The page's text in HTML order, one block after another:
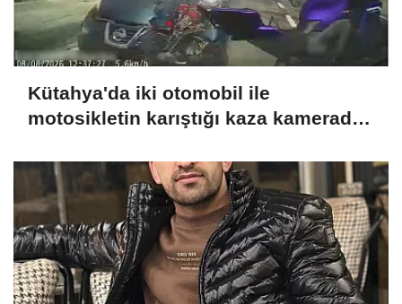
Kütahya'da iki otomobil ile
motosikletin karıştığı kaza kamerada: